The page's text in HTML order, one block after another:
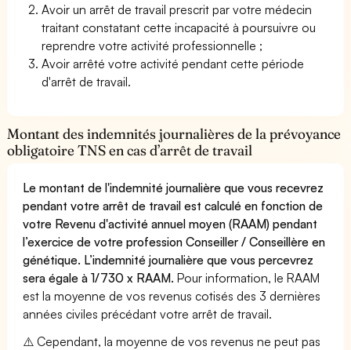
Avoir un arrêt de travail prescrit par votre médecin
traitant constatant cette incapacité à poursuivre ou
reprendre votre activité professionnelle ;
Avoir arrêté votre activité pendant cette période
d'arrêt de travail.
Montant des indemnités journalières de la prévoyance
obligatoire TNS en cas d’arrêt de travail
Le montant de l'indemnité journalière que vous recevrez
pendant votre arrêt de travail est calculé en fonction de
votre Revenu d'activité annuel moyen (RAAM) pendant
l’exercice de votre profession Conseiller / Conseillère en
génétique. L’indemnité journalière que vous percevrez
sera égale à 1/730 x RAAM. Pour information, le RAAM
est la moyenne de vos revenus cotisés des 3 dernières
années civiles précédant votre arrêt de travail.
⚠️ Cependant, la moyenne de vos revenus ne peut pas